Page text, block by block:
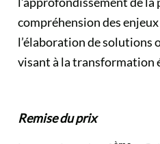
compréhension des
l’élaboration de solutions
visant à la transformation
Remise du prix